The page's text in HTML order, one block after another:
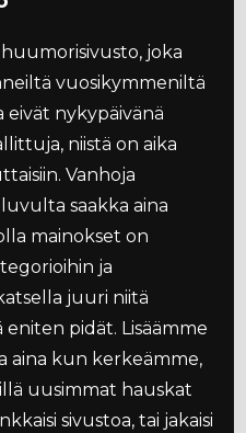
joka
vuosikymmeniltä
eivät nykypäivänä
niistä on aika
Vanhoja
saakka aina
mainokset on
ja
juuri niitä
eniten pidät. Lisäämme
aina kun kerkeämme,
uusimmat hauskat
sivustoa, tai jakaisi